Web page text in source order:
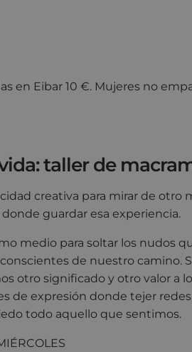
en Eibar 10 €. Mujeres no
taller de
creativa para mirar de otro
guardar esa experiencia.
medio para soltar los nudos
de nuestro camino.
otro significado y otro valor a
de expresión donde tejer redes
todo aquello que sentimos.